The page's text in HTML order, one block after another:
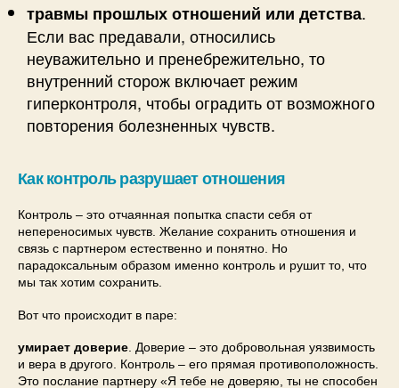
травмы прошлых отношений или детства.
Если вас предавали, относились
неуважительно и пренебрежительно, то
внутренний сторож включает режим
гиперконтроля, чтобы оградить от возможного
повторения болезненных чувств.
Как контроль разрушает отношения
Контроль – это отчаянная попытка спасти себя от
непереносимых чувств. Желание сохранить отношения и
связь с партнером естественно и понятно. Но
парадоксальным образом именно контроль и рушит то, что
мы так хотим сохранить.
Вот что происходит в паре:
умирает доверие . Доверие – это добровольная уязвимость
и вера в другого. Контроль – его прямая противоположность.
Это послание партнеру «Я тебе не доверяю, ты не способен